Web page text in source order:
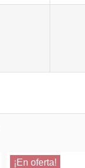
¡En oferta!